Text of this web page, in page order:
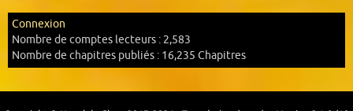
Connexion
Nombre de comptes lecteurs : 2,583
Nombre de chapitres publiés : 16,235 Chapitres